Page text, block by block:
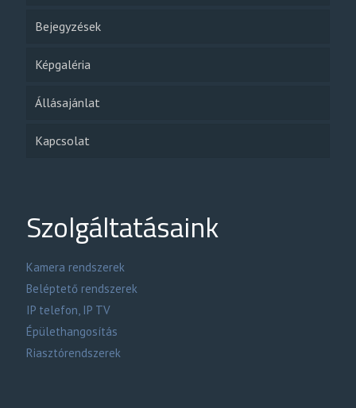
Bejegyzések
Képgaléria
Állásajánlat
Kapcsolat
Szolgáltatásaink
Kamera rendszerek
Beléptető rendszerek
IP telefon, IP TV
Épülethangosítás
Riasztórendszerek